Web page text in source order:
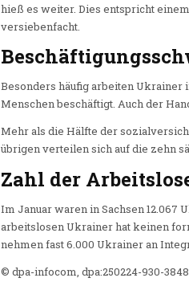
hieß es weiter. Dies entspricht
versiebenfacht.
Besonders häufig arbeiten Ukrainer
Menschen beschäftigt. Auch der
Mehr als die Hälfte der
übrigen verteilen sich auf die zehn
Zahl der
Im Januar waren in Sachsen 12.067
arbeitslosen Ukrainer hat keinen
nehmen fast 6.000 Ukrainer an
© dpa-infocom, dpa:250224-930-